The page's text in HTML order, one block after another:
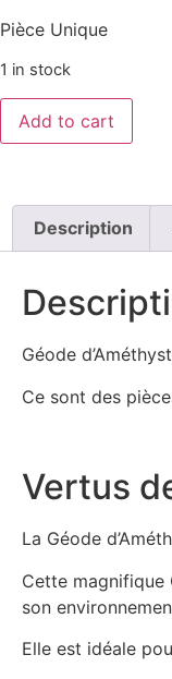
Pièce Unique
1 in stock
Add to cart
Description
Géode
Ce sont des
Vertus
La Géode
Cette magnifique
son
Elle est idéale